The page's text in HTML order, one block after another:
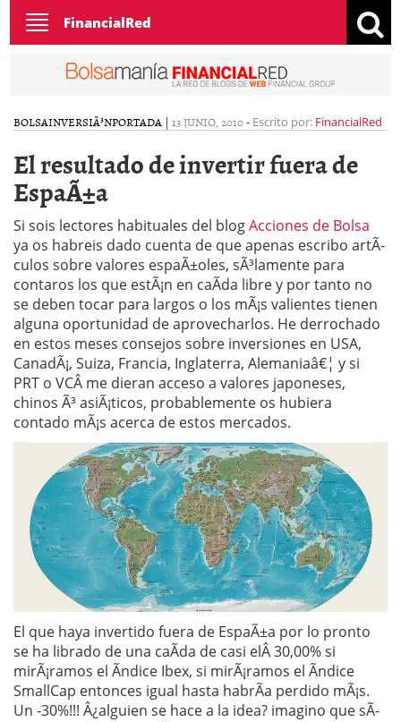
Toggle
navigation
FinancialRed
BOLSAINVERSIÃ³NPORTADA | 13 JUNIO, 2010- Escrito por: FinancialRed
El resultado de invertir fuera de
EspaÃ±a
Si sois lectores habituales del blogAcciones de Bolsa
ya os habreis dado cuenta de que apenas escribo artÃ­
culos sobre valores espaÃ±oles, sÃ³lamente para
contaros los que estÃ¡n en caÃ­da libre y por tanto no
se deben tocar para largos o los mÃ¡s valientes tienen
alguna oportunidad de aprovecharlos. He derrochado
en estos meses consejos sobre inversiones en USA,
CanadÃ¡, Suiza, Francia, Inglaterra, Alemaniaâ€¦ y si
PRT o VCÂ me dieran acceso a valores japoneses,
chinos Ã³ asiÃ¡ticos, probablemente os hubiera
contado mÃ¡s acerca de estos mercados.
El que haya invertido fuera de EspaÃ±a por lo pronto
se ha librado de una caÃ­da de casi elÂ 30,00% si
mirÃ¡ramos el Ã­ndice Ibex, si mirÃ¡ramos el Ã­ndice
SmallCap entonces igual hasta habrÃ­a perdido mÃ¡s.
Un -30%!!! Â¿alguien se hace a la idea? imagino que sÃ­